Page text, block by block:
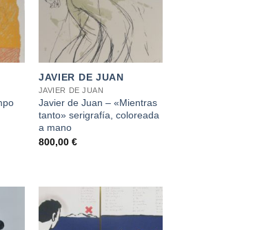
JAVIER DE JUAN
JAVIER DE JUAN
Javier de Juan – «Mientras
tanto» serigrafía, coloreada
a mano
800,00 €